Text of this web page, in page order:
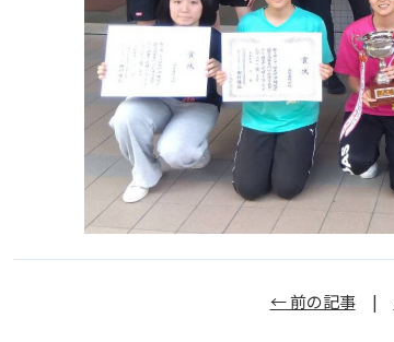
← 前の記事|